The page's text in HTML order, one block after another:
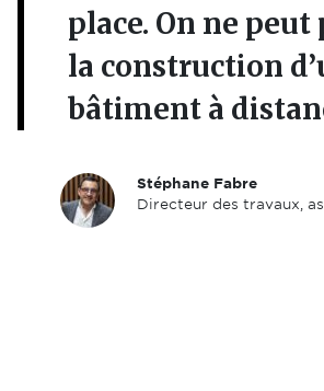
place. On ne
la construction
bâtiment à
Stéphane Fabre
Directeur des travaux,